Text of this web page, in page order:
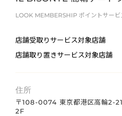
LOOK MEMBERSHIP ポイントサー
店舗受取りサービス対象店舗
店舗取り置きサービス対象店舗
住所
〒108-0074 東京都港区高輪2-
2F